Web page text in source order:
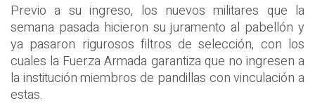
Previo a su ingreso, los nuevos militares que la
semana pasada hicieron su juramento al pabellón y
ya pasaron rigurosos filtros de selección, con los
cuales la Fuerza Armada garantiza que no ingresen a
la institución miembros de pandillas con vinculación a
estas.